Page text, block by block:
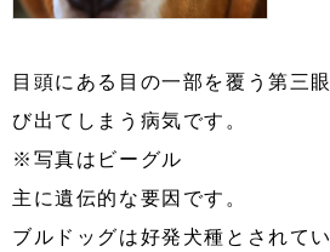
目頭にある目の一部を覆う第三
び出てしまう病気です。
※写真はビーグル
主に遺伝的な要因です。
ブルドッグは好発犬種とされてい